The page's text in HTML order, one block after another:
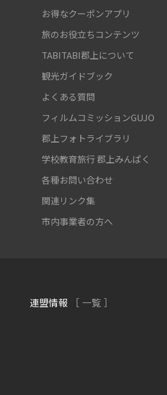
お得なクーポンアプリ
旅のお役立ちコンテンツ
TABITABI郡上について
観光ガイドブック
よくある質問
フィルムコミッションGUJO
郡上フォトライブラリ
学校教育旅行郡上みんぱく
各種お問い合わせ
関連リンク集
市内事業者の方へ
連盟情報 ［ 一覧 ］